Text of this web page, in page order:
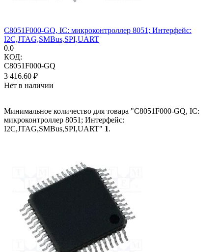
C8051F000-GQ, IC: микроконтроллер 8051; Интерфейс:
I2C,JTAG,SMBus,SPI,UART
0.0
КОД:
C8051F000-GQ
3 416.60 ₽
Нет в наличии
Минимальное количество для товара "C8051F000-GQ, IC:
микроконтроллер 8051; Интерфейс:
I2C,JTAG,SMBus,SPI,UART" 1.